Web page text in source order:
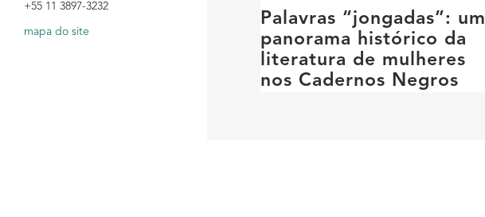
+55 11 3897-3232
mapa do site
Palavras “jongadas”: um
panorama histórico da
literatura de mulheres
nos Cadernos Negros